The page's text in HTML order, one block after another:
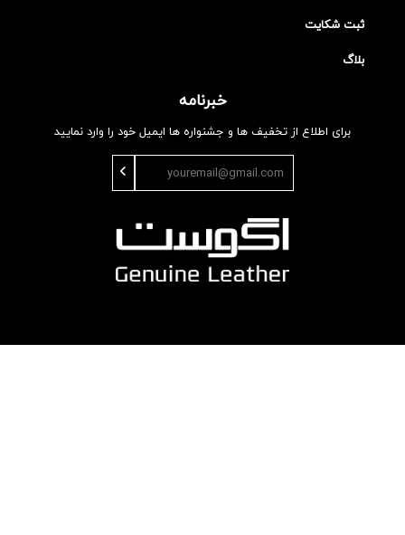
ثبت شکایت
بلاگ
خبرنامه
برای اطلاع از تخفیف ها و جشنواره ها ایمیل خود را وارد نمایید